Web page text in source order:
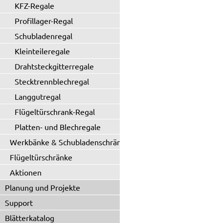
KFZ-Regale
Profillager-Regal
Schubladenregal
Kleinteileregale
Drahtsteckgitterregale
Stecktrennblechregal
Langgutregal
Flügeltürschrank-Regal
Platten- und Blechregale
Werkbänke & Schubladenschränke
Flügeltürschränke
Aktionen
Planung und Projekte
Support
Blätterkatalog